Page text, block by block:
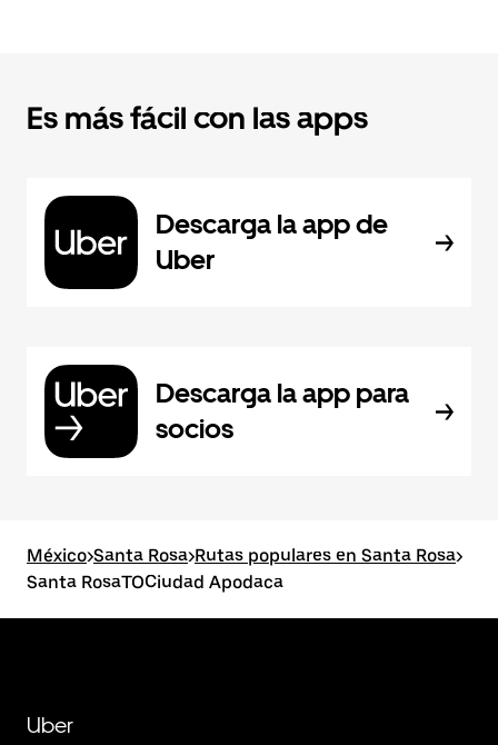
Es más fácil con las apps
Descarga la app de
Uber
Descarga la app para
socios
México>Santa Rosa>Rutas populares en Santa Rosa>
Santa RosaTOCiudad Apodaca
Uber